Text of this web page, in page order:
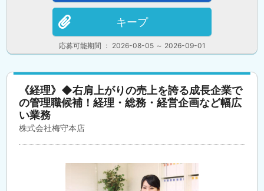
応募可能期間 ： 2026-08-05 ～ 2026-09-01
キープ
《経理》◆右肩上がりの売上を誇る成長企業で
の管理職候補！経理・総務・経営企画など幅広
い業務
株式会社梅守本店